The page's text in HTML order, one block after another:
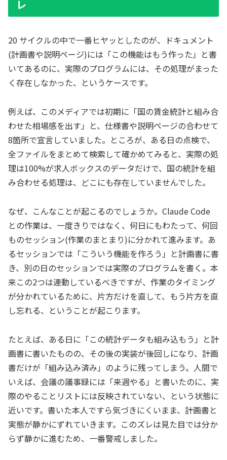
レ
20 サイクルの中で一番ヒヤッとしたのが、ドキュメント
(計画書や説明ページ)には「この機能はもう作った」と書
いてあるのに、実際のプログラムには、その処理がまった
く存在しなかった、というケースです。
例えば、このメディアでは初期に「国の賃金統計と組み合
わせた相場感を出す」と、仕様書や説明ページの合わせて
8箇所で宣言していました。ところが、ある日の点検で、
全ファイルをまとめて検索して確かめてみると、実際の処
理は100%が求人ボックスのデータだけで、国の統計を組
み合わせる処理は、どこにも存在していませんでした。
なぜ、こんなことが起こるのでしょうか。Claude Code
との作業は、一度きりではなく、何日にもわたって、何回
ものセッション(作業のまとまり)に分かれて進みます。あ
るセッションでは「こういう機能を作ろう」と計画書に書
き、別の日のセッションでは実際のプログラムを書く。本
来この2つは連動しているべきですが、作業のタイミング
が分かれているために、片方だけを直して、もう片方を直
し忘れる、ということが起こります。
たとえば、ある日に「この統計データも組み込もう」と計
画書に書いたものの、その後の実装が後回しになり、計画
書だけが「組み込み済み」のように残ってしまう。人間で
いえば、会議の議事録には「来週やる」と書いたのに、実
際のやることリストには反映されていない、という状態に
近いです。書いた本人ですら気づきにくいまま、計画書と
実態が静かにずれていきます。このズレは見た目では分か
らず静かに進むため、一番警戒しました。